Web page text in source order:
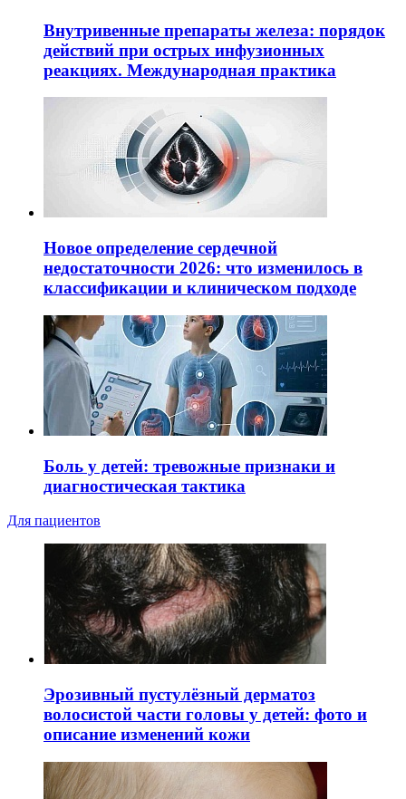
Внутривенные препараты железа: порядок
действий при острых инфузионных
реакциях. Международная практика
Новое определение сердечной
недостаточности 2026: что изменилось в
классификации и клиническом подходе
Боль у детей: тревожные признаки и
диагностическая тактика
Для пациентов
Эрозивный пустулёзный дерматоз
волосистой части головы у детей: фото и
описание изменений кожи